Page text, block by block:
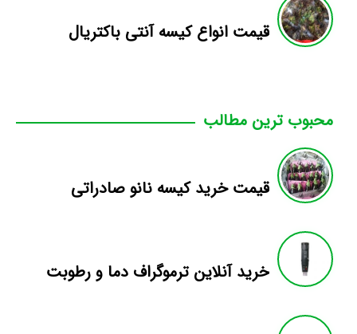
قیمت انواع کیسه آنتی باکتریال
محبوب ترین مطالب
قیمت خرید کیسه نانو صادراتی
خرید آنلاین ترموگراف دما و رطوبت